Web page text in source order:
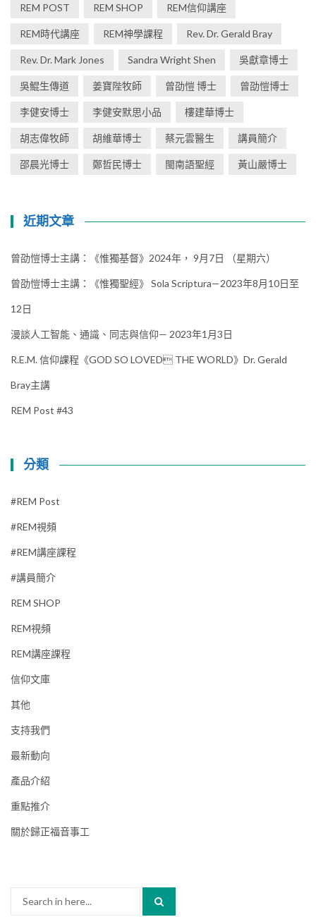
REM POST REM SHOP REM信仰講座
REM時代講座 REM神學課程 Rev. Dr. Gerald Bray
Rev. Dr. Mark Jones Sandra Wright Shen 吳獻章博士
吳鯤生傳道 姜寶陛牧師 曾劭愷 博士 曾劭愷博士
李健安博士 李健安默思小品 樓建華博士
胡志偉牧師 胡維華博士 蔡元雲醫生 講員簡介
邵晨光博士 鄭哲民博士 閩南語聖經 黃山嚴博士
近期文章
曾劭愷博士主講：《惟獨基督》2024年， 9月7日 （星期六）
曾劭愷博士主講：《惟獨聖經》 Sola Scriptura—2023年8月10日至
12日
漫談人工智能、通識、同志與信仰— 2023年1月3日
R.E.M. 信仰課程《GOD SO LOVED THE WORLD》Dr. Gerald
Bray主講
REM Post #43
分類
#REM Post
#REM視頻
#REM講座課程
#講員簡介
REM SHOP
REM視頻
REM講座課程
信仰文庫
其他
支持我們
最新動向
產品介紹
重點推介
關於歸正福音事工